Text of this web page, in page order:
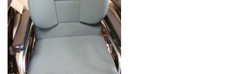
アクセス